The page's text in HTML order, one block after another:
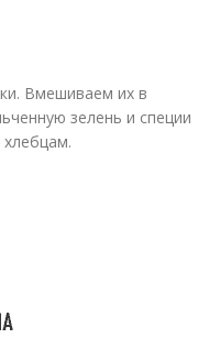
Вмешиваем их в
зелень и специи
хлебцам.